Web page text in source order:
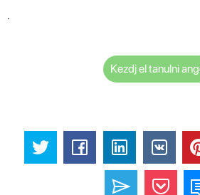
.
Kezdj el tanulni